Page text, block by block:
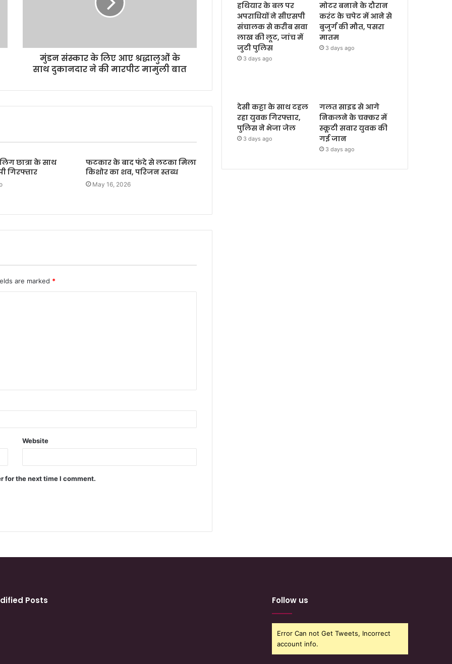
मुंडन संस्कार के लिए आए श्रद्धालुओं के
साथ दुकानदार ने की मारपीट मामुली बात
छात्रा के साथ
गिरफ्तार
फटकार के बाद फंदे से लटका मिला
किशोर का शव, परिजन स्तब्ध
May 16, 2026
are marked *
Website
for the next time I comment.
हथियार के बल पर
अपराधियों ने सीएसपी
संचालक से करीब सवा
लाख की लूट, जांच में
जुटी पुलिस
3 days ago
मोटर बनाने के दौरान
करंट के चपेट में आने से
बुजुर्ग की मौत, पसरा
मातम
3 days ago
देसी कट्टा के साथ टहल
रहा युवक गिरफ्तार,
पुलिस ने भेजा जेल
3 days ago
गलत साइड से आगे
निकलने के चक्कर में
स्कूटी सवार युवक की
गई जान
3 days ago
Posts Follow us
Error Can not Get Tweets, Incorrect
account info.